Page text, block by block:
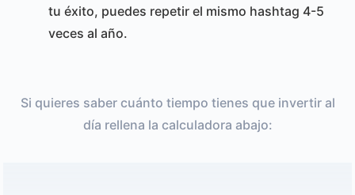
tu éxito, puedes repetir el mismo hashtag 4-5
veces al año.
Si quieres saber cuánto tiempo tienes que invertir al
día rellena la calculadora abajo: